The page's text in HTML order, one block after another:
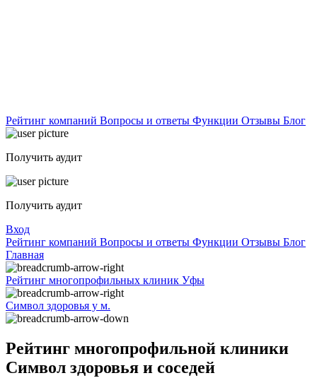
Рейтинг компаний Вопросы и ответы Функции Отзывы Блог
Получить аудит
Получить аудит
Вход
Рейтинг компаний Вопросы и ответы Функции Отзывы Блог
Главная
Рейтинг многопрофильных клиник Уфы
Символ здоровья у м.
Рейтинг многопрофильной клиники
Символ здоровья и соседей